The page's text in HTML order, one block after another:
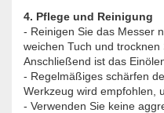
4. Pflege und Reinigung
- Reinigen Sie das Messer
weichen Tuch und trocknen
Anschließend ist das
- Regelmäßiges schärfen
Werkzeug wird empfohlen,
- Verwenden Sie keine